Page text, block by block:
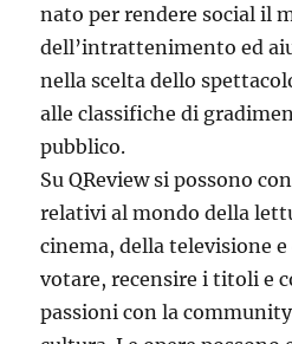
nato per rendere social il
dell’intrattenimento ed
nella scelta dello
alle classifiche di
pubblico.
Su QReview si possono
relativi al mondo della
cinema, della televisione
votare, recensire i titoli e
passioni con la